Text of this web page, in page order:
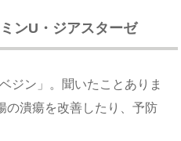
ンU・ジアスターゼ
ジン」。聞いたことありま
の潰瘍を改善したり、予防